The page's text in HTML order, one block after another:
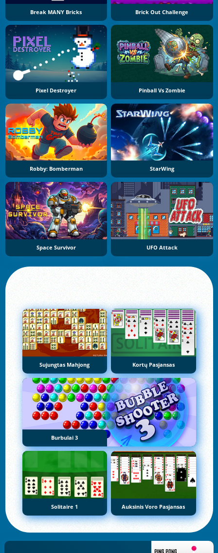
Break MANY Bricks Brick Out Challenge
Pixel Destroyer Pinball Vs Zombie
Robby: Bomberman StarWing
Space Survivor UFO Attack
Sujungtas Mahjong Kortų Pasjansas
Burbulai 3
Solitaire 1 Auksinis Voro Pasjansas